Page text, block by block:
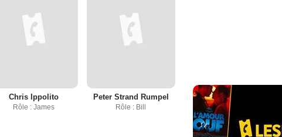
Chris Ippolito
Rôle : James
Peter Strand Rumpel
Rôle : Bill